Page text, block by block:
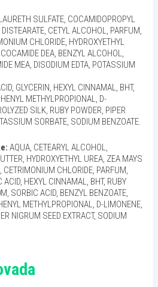
SULFATE, COCAMIDOPROPYL
CETYL ALCOHOL, PARFUM,
CHLORIDE, HYDROXYETHYL
DEA, BENZYL ALCOHOL,
MEA, DISODIUM EDTA, POTASSIUM
GLYCERIN, HEXYL CINNAMAL, BHT,
METHYLPROPIONAL, D-
SILK, RUBY POWDER, PIPER
SORBATE, SODIUM BENZOATE.
AQUA, CETEARYL ALCOHOL,
HYDROXYETHYL UREA, ZEA MAYS
CETRIMONIUM CHLORIDE, PARFUM,
HEXYL CINNAMAL, BHT, RUBY
SORBIC ACID, BENZYL BENZOATE,
METHYLPROPIONAL, D-LIMONENE,
NIGRUM SEED EXTRACT, SODIUM